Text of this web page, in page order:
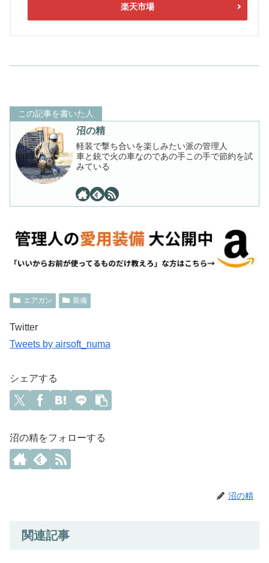
楽天市場
この記事を書いた人
沼の精
軽装で撃ち合いを楽しみたい派の管理人
車と銃で火の車なのであの手この手で節約を試
みている
エアガン 装備
Twitter
Tweets by airsoft_numa
シェアする
沼の精をフォローする
沼の精
関連記事